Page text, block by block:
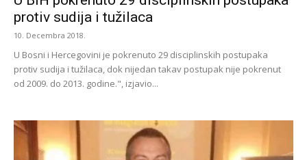
protiv sudija i tužilaca
10. Decembra 2018.
U Bosni i Hercegovini je pokrenuto 29 disciplinskih postupaka
protiv sudija i tužilaca, dok nijedan takav postupak nije pokrenut
od 2009. do 2013. godine.", izjavio...